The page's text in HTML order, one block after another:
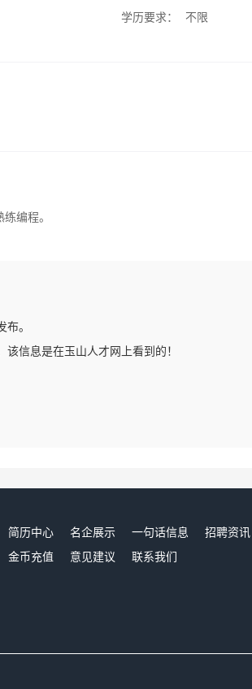
学历要求：
不限
编程。
布。
该信息是在玉山人才网上看到的！
简历中心 名企展示 一句话信息 招聘资讯
金币充值 意见建议 联系我们